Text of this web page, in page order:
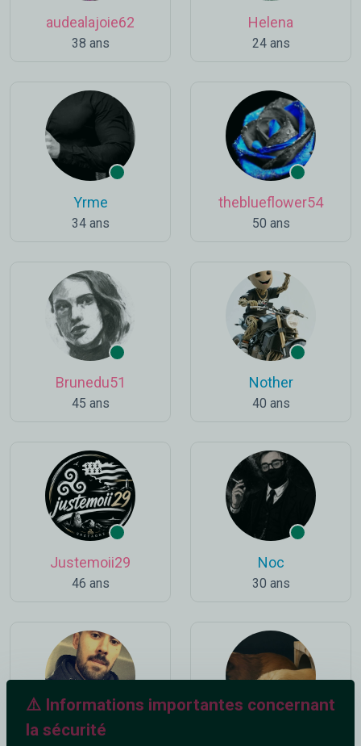
⚠️ Informations importantes concernant
la sécurité
audealajoie62
38 ans
Helena
24 ans
Yrme
34 ans
theblueflower54
50 ans
Brunedu51
45 ans
Nother
40 ans
Justemoii29
46 ans
Noc
30 ans